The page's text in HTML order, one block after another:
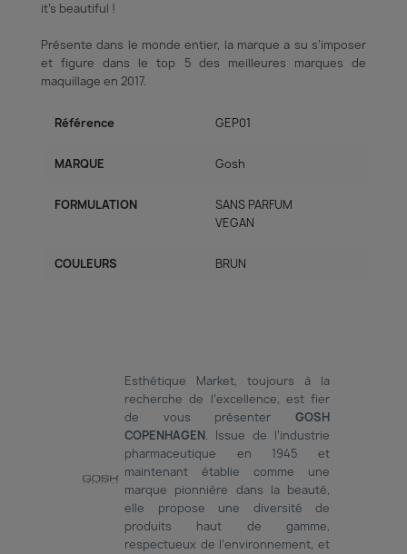
it’s beautiful !
Présente dans le monde entier, la marque a su s’imposer
et figure dans le top 5 des meilleures marques de
maquillage en 2017.
Référence GEP01
MARQUE Gosh
FORMULATION
SANS PARFUM
VEGAN
COULEURS BRUN
Esthétique Market, toujours à la
recherche de l’excellence, est fier
de vous présenterGOSH
COPENHAGEN. Issue de l’industrie
pharmaceutique en 1945 et
maintenant établie comme une
marque pionnière dans la beauté,
elle propose une diversité de
produits haut de gamme,
respectueux de l’environnement, et